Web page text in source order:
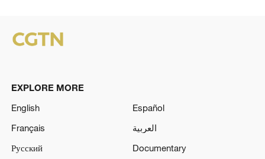
EXPLORE MORE
English
Español
Français
العربية
Русский
Documentary